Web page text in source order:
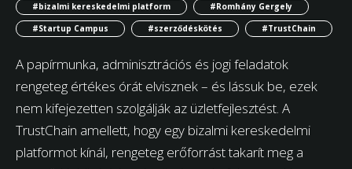
#bizalmi kereskedelmi platform
#Romhány Gergely
#Startup Campus
#szerződéskötés #TrustChain
A papírmunka, adminisztrációs és jogi feladatok
rengeteg értékes órát elvisznek – és lássuk be, ezek
nem kifejezetten szolgálják az üzletfejlesztést. A
TrustChain amellett, hogy egy bizalmi kereskedelmi
platformot kínál, rengeteg erőforrást takarít meg a